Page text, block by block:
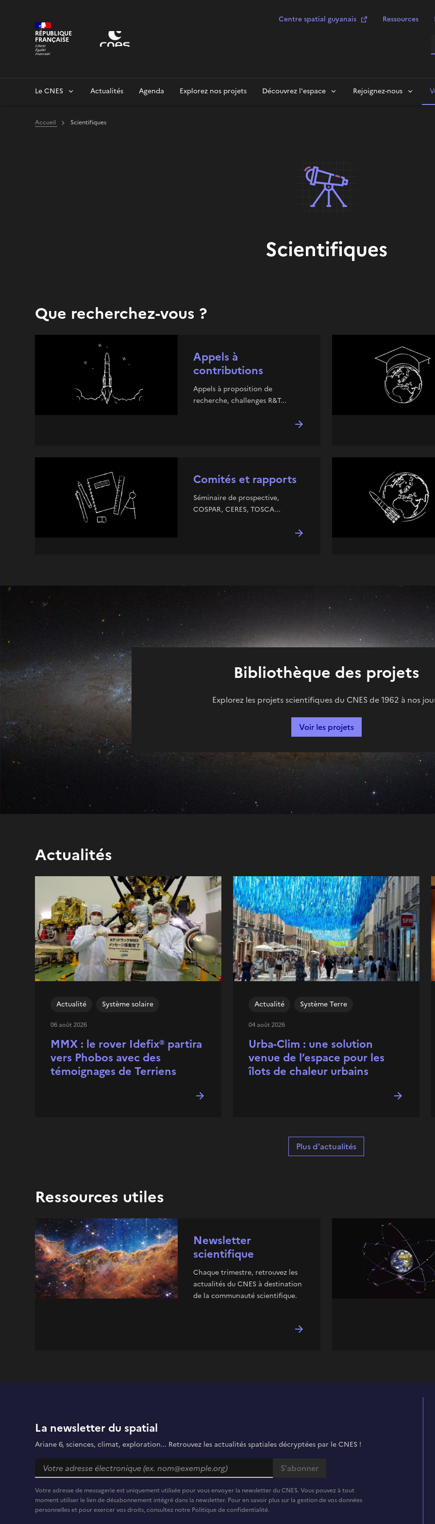
RÉPUBLIQUE
FRANÇAISE
Centre spatial guyanais Ressources
Le CNES Actualités Agenda Explorez nos projets Découvrez l'espace Rejoignez-nous
Accueil Scientifiques
Scientifiques
Que recherchez-vous ?
Appels à
contributions
Appels à proposition de
recherche, challenges R&T...
Comités et rapports
Séminaire de prospective,
COSPAR, CERES, TOSCA...
Bibliothèque des projets
Explorez les projets scientifiques du CNES de 1962 à nos
Voir les projets
Actualités
MMX : le rover Idefix® partira
vers Phobos avec des
témoignages de Terriens
Actualité Système solaire
06 août 2026
Urba-Clim : une solution
venue de l’espace pour les
îlots de chaleur urbains
Actualité Système Terre
04 août 2026
Plus d'actualités
Ressources utiles
Newsletter
scientifique
Chaque trimestre, retrouvez les
actualités du CNES à destination
de la communauté scientifique.
La newsletter du spatial
Ariane 6, sciences, climat, exploration... Retrouvez les actualités spatiales décryptées par le CNES !
Votre adresse de messagerie est uniquement utilisée pour vous envoyer la newsletter du CNES. Vous pouvez à tout
moment utiliser le lien de désabonnement intégré dans la newsletter. Pour en savoir plus sur la gestion de vos données
personnelles et pour exercer vos droits, consultez notre Politique de confidentialité.